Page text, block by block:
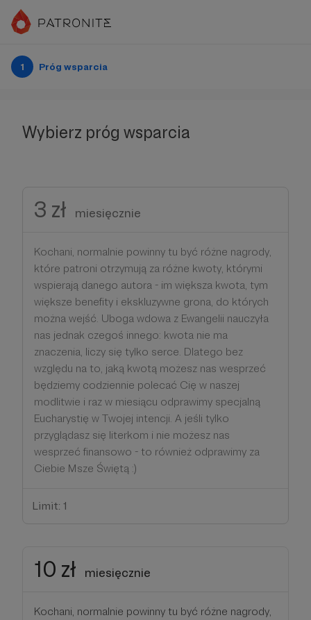
1 Próg wsparcia
Wybierz próg wsparcia
3 zł miesięcznie
Kochani, normalnie powinny tu być różne nagrody,
które patroni otrzymują za różne kwoty, którymi
wspierają danego autora - im większa kwota, tym
większe benefity i ekskluzywne grona, do których
można wejść. Uboga wdowa z Ewangelii nauczyła
nas jednak czegoś innego: kwota nie ma
znaczenia, liczy się tylko serce. Dlatego bez
względu na to, jaką kwotą możesz nas wesprzeć
będziemy codziennie polecać Cię w naszej
modlitwie i raz w miesiącu odprawimy specjalną
Eucharystię w Twojej intencji. A jeśli tylko
przyglądasz się literkom i nie możesz nas
wesprzeć finansowo - to również odprawimy za
Ciebie Msze Świętą :)
Limit: 1
10 zł miesięcznie
Kochani, normalnie powinny tu być różne nagrody,